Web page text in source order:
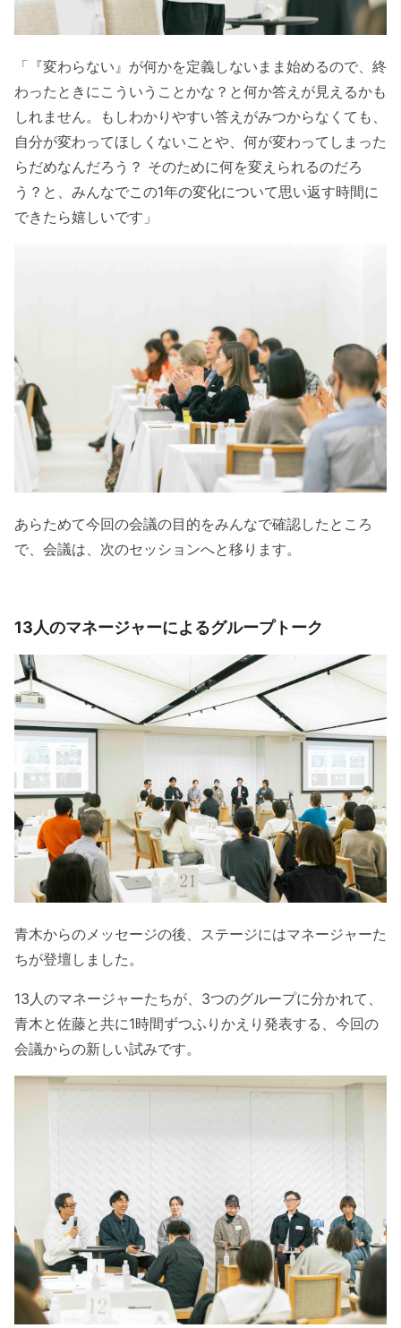
「『変わらない』が何かを定義しないまま始めるので、終
わったときにこういうことかな？と何か答えが見えるかも
しれません。もしわかりやすい答えがみつからなくても、
自分が変わってほしくないことや、何が変わってしまった
らだめなんだろう？ そのために何を変えられるのだろ
う？と、みんなでこの1年の変化について思い返す時間に
できたら嬉しいです」
あらためて今回の会議の目的をみんなで確認したところ
で、会議は、次のセッションへと移ります。
13人のマネージャーによるグループトーク
青木からのメッセージの後、ステージにはマネージャーた
ちが登壇しました。
13人のマネージャーたちが、3つのグループに分かれて、
青木と佐藤と共に1時間ずつふりかえり発表する、今回の
会議からの新しい試みです。